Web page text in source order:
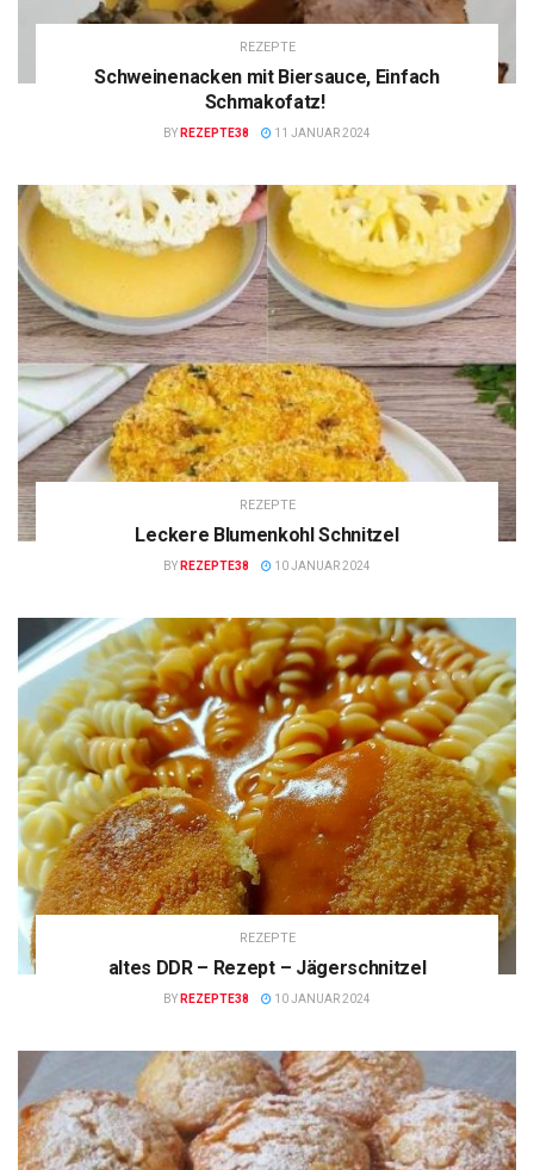
REZEPTE
Schweinenacken mit Biersauce, Einfach
Schmakofatz!
BY REZEPTE38 11 JANUAR 2024
REZEPTE
Leckere Blumenkohl Schnitzel
BY REZEPTE38 10 JANUAR 2024
REZEPTE
altes DDR – Rezept – Jägerschnitzel
BY REZEPTE38 10 JANUAR 2024